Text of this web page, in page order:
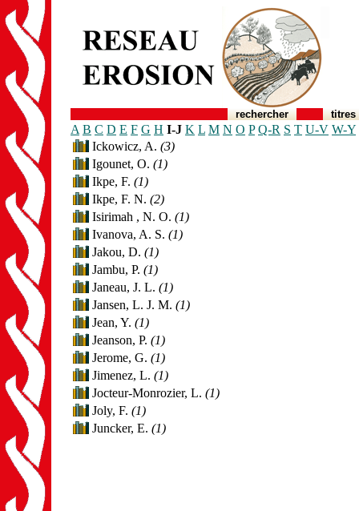
rechercher titres
A B C D E F G H I-J K L M N O P Q-R S T U-V W-Y
Ickowicz, A. (3)
Igounet, O. (1)
Ikpe, F. (1)
Ikpe, F. N. (2)
Isirimah , N. O. (1)
Ivanova, A. S. (1)
Jakou, D. (1)
Jambu, P. (1)
Janeau, J. L. (1)
Jansen, L. J. M. (1)
Jean, Y. (1)
Jeanson, P. (1)
Jerome, G. (1)
Jimenez, L. (1)
Jocteur-Monrozier, L. (1)
Joly, F. (1)
Juncker, E. (1)